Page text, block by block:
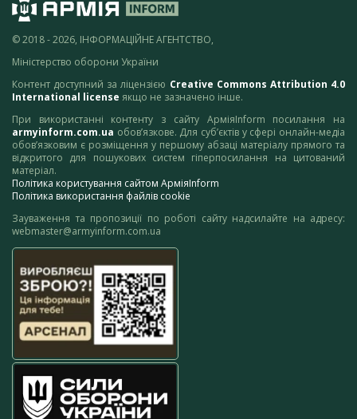
© 2018 - 2026, ІНФОРМАЦІЙНЕ АГЕНТСТВО,
Міністерство оборони України
Контент доступний за ліцензією Creative Commons Attribution 4.0
International license якщо не зазначено інше.
При використанні контенту з сайту АрміяInform посилання на
armyinform.com.ua обов’язкове. Для суб’єктів у сфері онлайн-медіа
обов’язковим є розміщення у першому абзаці матеріалу прямого та
відкритого для пошукових систем гіперпосилання на цитований
матеріал.
Політика користування сайтом АрміяInform
Політика використання файлів cookie
Зауваження та пропозиції по роботі сайту надсилайте на адресу:
webmaster@armyinform.com.ua